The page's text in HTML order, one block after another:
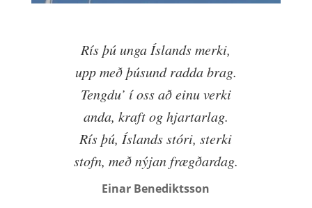
Rís þú unga Íslands merki,
upp með þúsund radda brag.
Tengdu’ í oss að einu verki
anda, kraft og hjartarlag.
Rís þú, Íslands stóri, sterki
stofn, með nýjan frægðardag.
Einar Benediktsson